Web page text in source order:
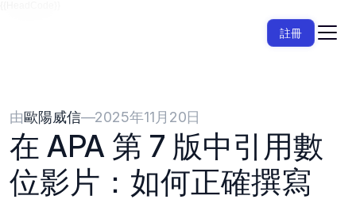
註冊
由歐陽威信—2025年11月20日
在 APA 第 7 版中引用數
位影片：如何正確撰寫